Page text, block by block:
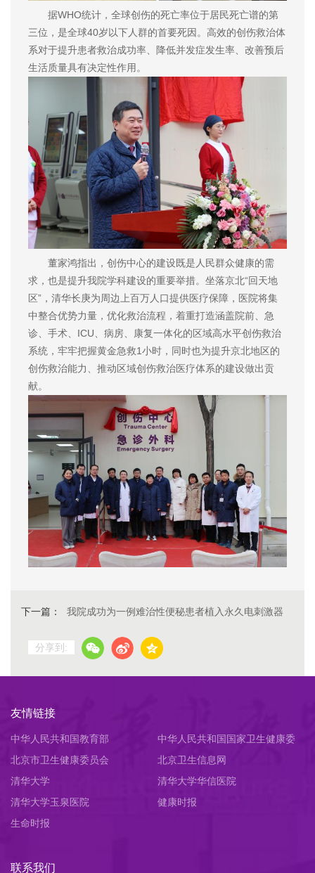
据WHO统计，全球创伤的死亡率位于居民死亡谱的第
三位，是全球40岁以下人群的首要死因。高效的创伤救治体
系对于提升患者救治成功率、降低并发症发生率、改善预后
生活质量具有决定性作用。
董家鸿指出，创伤中心的建设既是人民群众健康的需
求，也是提升我院学科建设的重要举措。坐落京北“回天地
区”，清华长庚为周边上百万人口提供医疗保障，医院将集
中整合优势力量，优化救治流程，着重打造涵盖院前、急
诊、手术、ICU、病房、康复一体化的区域高水平创伤救治
系统，牢牢把握黄金急救1小时，同时也为提升京北地区的
创伤救治能力、推动区域创伤救治医疗体系的建设做出贡
献。
下一篇： 我院成功为一例难治性便秘患者植入永久电刺激器
分享到:
友情链接
中华人民共和国教育部
中华人民共和国国家卫生健康委
员会
北京市卫生健康委员会
北京卫生信息网
清华大学
清华大学华信医院
清华大学玉泉医院
健康时报
生命时报
联系我们